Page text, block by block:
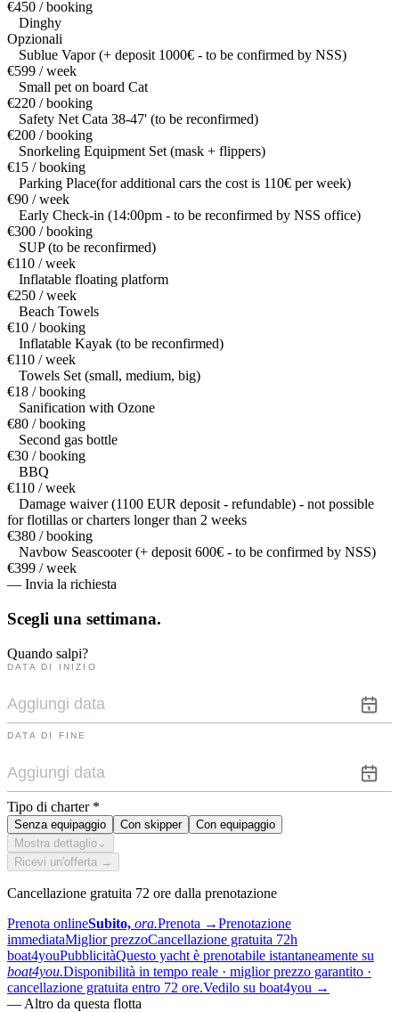
€450 / booking
Dinghy
Opzionali
Sublue Vapor (+ deposit 1000€ - to be confirmed by NSS)
€599 / week
Small pet on board Cat
€220 / booking
Safety Net Cata 38-47' (to be reconfirmed)
€200 / booking
Snorkeling Equipment Set (mask + flippers)
€15 / booking
Parking Place(for additional cars the cost is 110€ per week)
€90 / week
Early Check-in (14:00pm - to be reconfirmed by NSS office)
€300 / booking
SUP (to be reconfirmed)
€110 / week
Inflatable floating platform
€250 / week
Beach Towels
€10 / booking
Inflatable Kayak (to be reconfirmed)
€110 / week
Towels Set (small, medium, big)
€18 / booking
Sanification with Ozone
€80 / booking
Second gas bottle
€30 / booking
BBQ
€110 / week
Damage waiver (1100 EUR deposit - refundable) - not possible
for flotillas or charters longer than 2 weeks
€380 / booking
Navbow Seascooter (+ deposit 600€ - to be confirmed by NSS)
€399 / week
— Invia la richiesta
Scegli una settimana.
Quando salpi?
DATA DI INIZIO
DATA DI FINE
Tipo di charter *
Senza equipaggio Con skipper
Con equipaggio
Mostra dettaglio ⌄
Ricevi un'offerta →
Cancellazione gratuita 72 ore dalla prenotazione
Prenota onlineSubito, ora.Prenota →Prenotazione
immediataMiglior prezzoCancellazione gratuita 72h
boat4youPubblicitàQuesto yacht è prenotabile istantaneamente su
boat4you.Disponibilità in tempo reale · miglior prezzo garantito ·
cancellazione gratuita entro 72 ore.Vedilo su boat4you →
— Altro da questa flotta